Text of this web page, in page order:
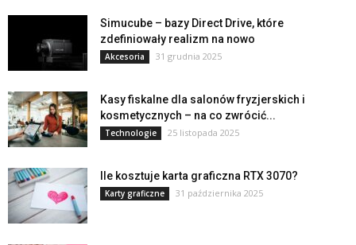
Simucube – bazy Direct Drive, które
zdefiniowały realizm na nowo
Akcesoria 31 grudnia 2025
Kasy fiskalne dla salonów fryzjerskich i
kosmetycznych – na co zwrócić...
Technologie 25 listopada 2025
Ile kosztuje karta graficzna RTX 3070?
Karty graficzne 31 października 2025